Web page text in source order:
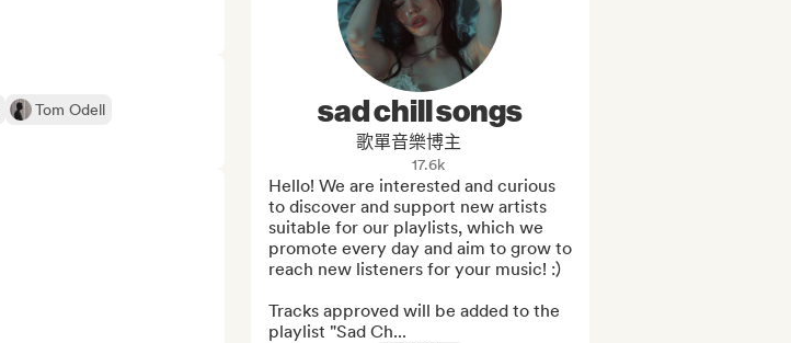
Tom Odell
sad chill songs
歌單音樂博主
17.6k
Hello! We are interested and curious
to discover and support new artists
suitable for our playlists, which we
promote every day and aim to grow to
reach new listeners for your music! :)
Tracks approved will be added to the
playlist "Sad Ch...